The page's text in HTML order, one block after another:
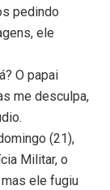
pedindo
ele
O papai
me desculpa,
(21),
Militar, o
ele fugiu